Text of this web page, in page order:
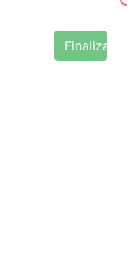
Finalizar